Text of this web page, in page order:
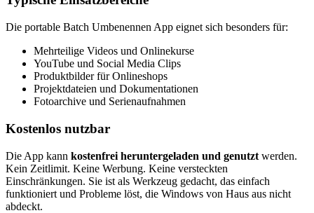
Die portable Batch Umbenennen App eignet sich besonders für:
Mehrteilige Videos und Onlinekurse
YouTube und Social Media Clips
Produktbilder für Onlineshops
Projektdateien und Dokumentationen
Fotoarchive und Serienaufnahmen
Kostenlos nutzbar
Die App kann kostenfrei heruntergeladen und genutzt werden.
Kein Zeitlimit. Keine Werbung. Keine versteckten
Einschränkungen. Sie ist als Werkzeug gedacht, das einfach
funktioniert und Probleme löst, die Windows von Haus aus nicht
abdeckt.